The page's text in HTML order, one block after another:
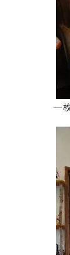
一